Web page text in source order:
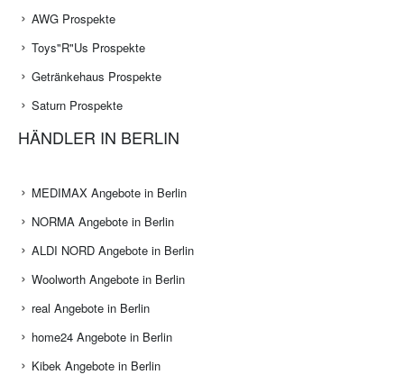
AWG Prospekte
Toys"R"Us Prospekte
Getränkehaus Prospekte
Saturn Prospekte
HÄNDLER IN BERLIN
MEDIMAX Angebote in Berlin
NORMA Angebote in Berlin
ALDI NORD Angebote in Berlin
Woolworth Angebote in Berlin
real Angebote in Berlin
home24 Angebote in Berlin
Kibek Angebote in Berlin